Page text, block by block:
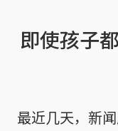
即使孩子
最近几天，新